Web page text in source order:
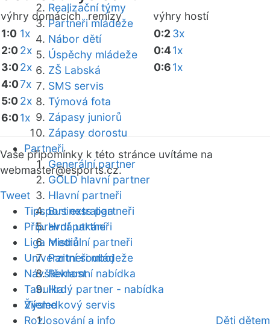
Realizační týmy
Partneři mládeže
Nábor dětí
Úspěchy mládeže
ZŠ Labská
SMS servis
Týmová fota
Zápasy juniorů
Zápasy dorostu
Partneři
Generální partner
GOLD hlavní partner
Hlavní partneři
Business partneři
Hrdí partneři
Mediální partneři
Partneři mládeže
Reklamní nabídka
Hrdý partner - nabídka
Žijeme
Děti dětem
výhry domácích remízy výhry hostí
1:0 1x
2:02x
3:02x
4:07x
5:02x
6:01x
0:23x
0:41x
0:61x
Vaše připomínky k této stránce uvítáme na
webmaster@esports.cz.
Tweet
Tipsport extraliga
Přípravná utkání
Liga mistrů
Univerzitní souboj
Návštěvnost
Tabulka
Výsledkový servis
Rozlosování a info